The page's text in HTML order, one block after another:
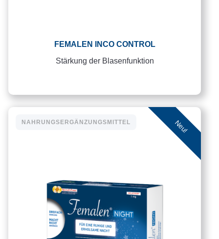
FEMALEN INCO CONTROL
Stärkung der Blasenfunktion
Neu!
NAHRUNGSERGÄNZUNGSMITTEL